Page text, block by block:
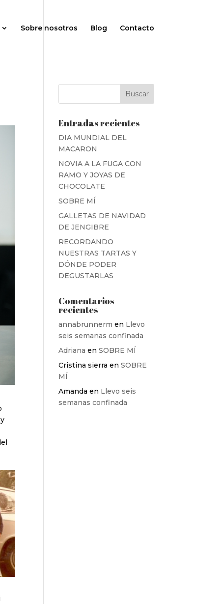
Sobre nosotros Blog Contacto
Entradas recientes
DIA MUNDIAL DEL
MACARON
NOVIA A LA FUGA CON
RAMO Y JOYAS DE
CHOCOLATE
SOBRE MÍ
GALLETAS DE NAVIDAD
DE JENGIBRE
RECORDANDO
NUESTRAS TARTAS Y
DÓNDE PODER
DEGUSTARLAS
Comentarios
recientes
annabrunnerm en Llevo
seis semanas confinada
Adriana enSOBRE MÍ
Cristina sierra enSOBRE
MÍ
Amanda en Llevo seis
semanas confinada